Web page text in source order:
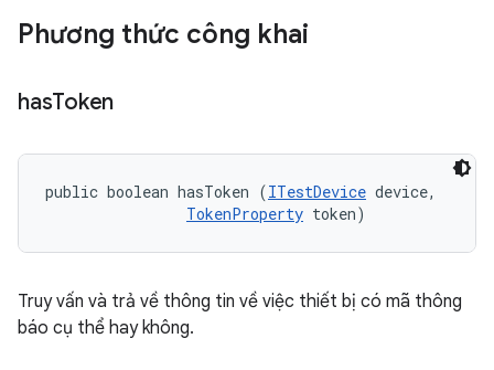
Phương thức công khai
hasToken
public boolean hasToken (ITestDevice device,
TokenProperty token)
Truy vấn và trả về thông tin về việc thiết bị có mã thông
báo cụ thể hay không.